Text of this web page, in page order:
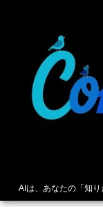
AIは、あなたの「知り